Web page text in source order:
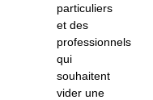
particuliers
et des
professionnels
qui
souhaitent
vider une